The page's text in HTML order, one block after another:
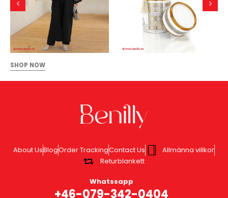
SHOP NOW
About UsBlogOrder TrackingContact Us
Allmänna villkor
Returblankett
Whatssapp
+46-079-342-0404